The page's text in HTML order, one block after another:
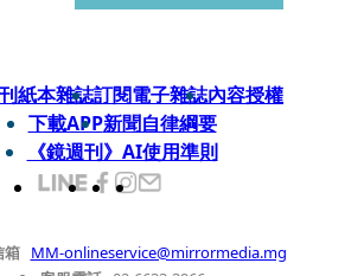
紙本雜誌訂閱電子雜誌內容授權
下載APP新聞自律綱要
《鏡週刊》AI使用準則
箱 MM-onlineservice@mirrormedia.mg